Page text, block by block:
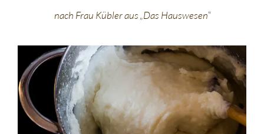
nach Frau Kübler aus „Das Hauswesen“